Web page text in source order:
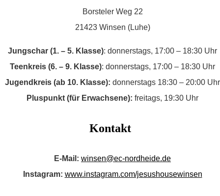
Borsteler Weg 22
21423 Winsen (Luhe)
Jungschar (1. – 5. Klasse): donnerstags, 17:00 – 18:30 Uhr
Teenkreis (6. – 9. Klasse): donnerstags, 17:00 – 18:30 Uhr
Jugendkreis (ab 10. Klasse): donnerstags 18:30 – 20:00 Uhr
Pluspunkt (für Erwachsene): freitags, 19:30 Uhr
Kontakt
E-Mail: winsen@ec-nordheide.de
Instagram: www.instagram.com/jesushousewinsen